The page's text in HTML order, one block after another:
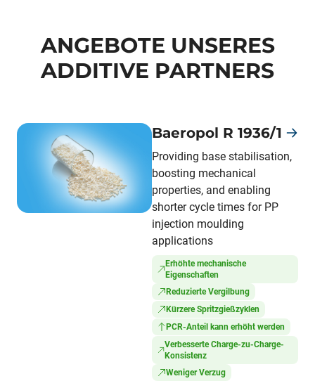
ANGEBOTE UNSERES
ADDITIVE PARTNERS
Baeropol R 1936/1
Providing base stabilisation,
boosting mechanical
properties, and enabling
shorter cycle times for PP
injection moulding
applications
Erhöhte mechanische
Eigenschaften
Reduzierte Vergilbung
Kürzere Spritzgießzyklen
PCR-Anteil kann erhöht werden
Verbesserte Charge-zu-Charge-
Konsistenz
Weniger Verzug